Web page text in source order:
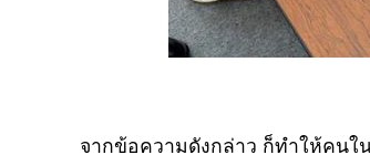
จากข้อความดังกล่าว ก็ทำให้คนใ